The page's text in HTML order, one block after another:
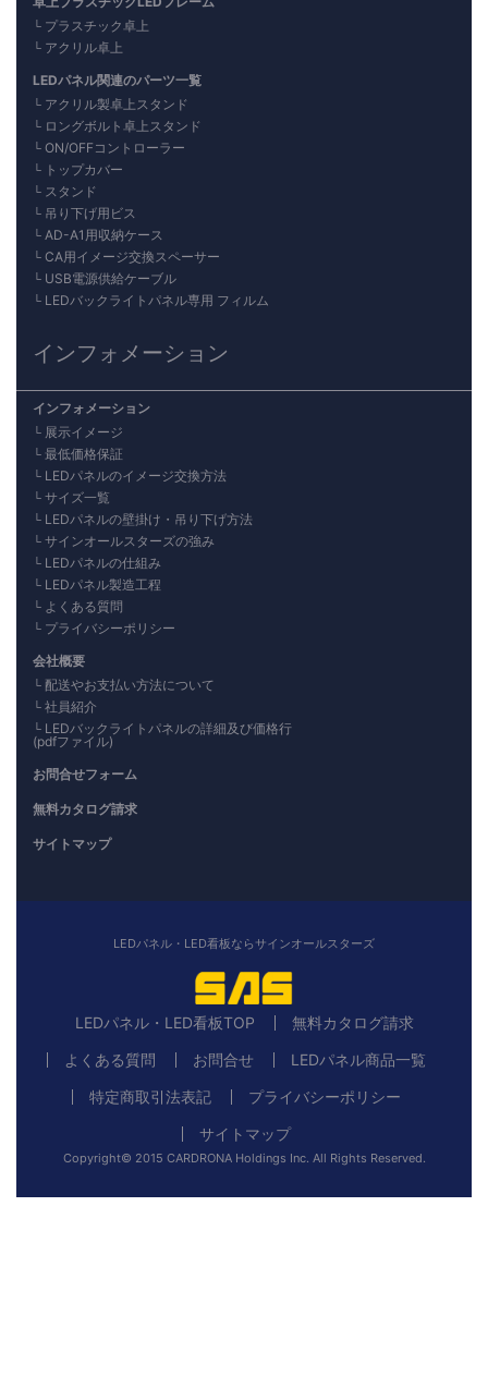
プラスチック卓上
アクリル卓上
LEDパネル関連のパーツ一覧
アクリル製卓上スタンド
ロングボルト卓上スタンド
ON/OFFコントローラー
トップカバー
スタンド
吊り下げ用ビス
AD-A1用収納ケース
CA用イメージ交換スペーサー
USB電源供給ケーブル
LEDバックライトパネル専用 フィルム
インフォメーション
インフォメーション
展示イメージ
最低価格保証
LEDパネルのイメージ交換方法
サイズ一覧
LEDパネルの壁掛け・吊り下げ方法
サインオールスターズの強み
LEDパネルの仕組み
LEDパネル製造工程
よくある質問
プライバシーポリシー
会社概要
配送やお支払い方法について
社員紹介
LEDバックライトパネルの詳細及び価格行
(pdfファイル)
お問合せフォーム
無料カタログ請求
サイトマップ
LEDパネル・LED看板ならサインオールスターズ
LEDパネル・LED看板TOP
無料カタログ請求
よくある質問
お問合せ
LEDパネル商品一覧
特定商取引法表記
プライバシーポリシー
サイトマップ
Copyright© 2015 CARDRONA Holdings Inc. All Rights Reserved.